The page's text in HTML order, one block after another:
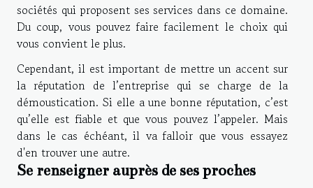
sociétés qui proposent ses services dans ce domaine.
Du coup, vous pouvez faire facilement le choix qui
vous convient le plus.
Cependant, il est important de mettre un accent sur
la réputation de l’entreprise qui se charge de la
démoustication. Si elle a une bonne réputation, c’est
qu’elle est fiable et que vous pouvez l’appeler. Mais
dans le cas échéant, il va falloir que vous essayez
d'en trouver une autre.
Se renseigner auprès de ses proches